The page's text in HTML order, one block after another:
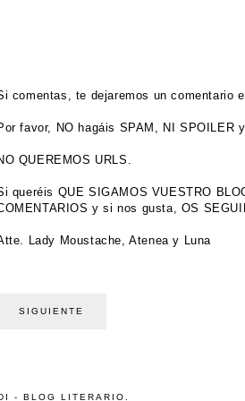
comentas, te dejaremos un comentario
favor, NO hagáis SPAM, NI SPOILER
QUEREMOS URLS.
queréis QUE SIGAMOS VUESTRO
y si nos gusta, OS
Lady Moustache, Atenea y Luna
SIGUIENTE
- BLOG LITERARIO.